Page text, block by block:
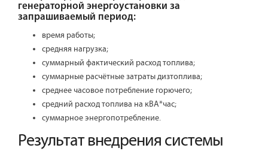
генераторной энергоустановки за
запрашиваемый период:
время работы;
средняя нагрузка;
суммарный фактический расход топлива;
суммарные расчётные затраты дизтоплива;
среднее часовое потребление горючего;
средний расход топлива на кВА*час;
суммарное энергопотребление.
Результат внедрения системы